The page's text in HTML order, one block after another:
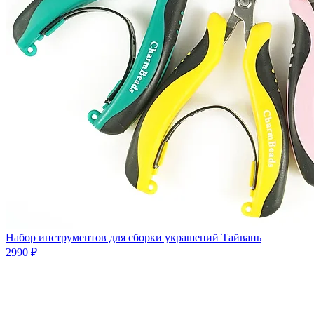
Набор инструментов для сборки украшений Тайвань
2990 ₽